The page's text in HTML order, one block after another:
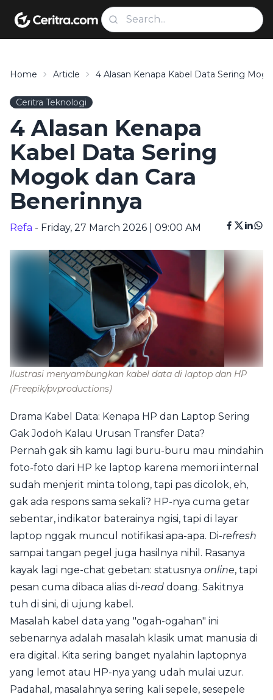
Home Article 4 Alasan Kenapa Kabel Data Sering
Ceritra Teknologi
4 Alasan Kenapa
Kabel Data Sering
Mogok dan Cara
Benerinnya
Refa - Friday, 27 March 2026 | 09:00 AM
Ilustrasi menyambungkan kabel data di laptop dan HP
(Freepik/pvproductions)
Drama Kabel Data: Kenapa HP dan Laptop Sering
Gak Jodoh Kalau Urusan Transfer Data?
Pernah gak sih kamu lagi buru-buru mau mindahin
foto-foto dari HP ke laptop karena memori internal
sudah menjerit minta tolong, tapi pas dicolok, eh,
gak ada respons sama sekali? HP-nya cuma getar
sebentar, indikator baterainya ngisi, tapi di layar
laptop nggak muncul notifikasi apa-apa. Di-refresh
sampai tangan pegel juga hasilnya nihil. Rasanya
kayak lagi nge-chat gebetan: statusnya online, tapi
pesan cuma dibaca alias di-read doang. Sakitnya
tuh di sini, di ujung kabel.
Masalah kabel data yang "ogah-ogahan" ini
sebenarnya adalah masalah klasik umat manusia di
era digital. Kita sering banget nyalahin laptopnya
yang lemot atau HP-nya yang udah mulai uzur.
Padahal, masalahnya sering kali sepele, sesepele